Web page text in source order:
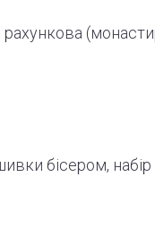
рахункова
бісером,